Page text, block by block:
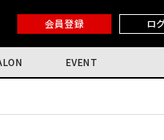
会員登録 ロ
EVENT